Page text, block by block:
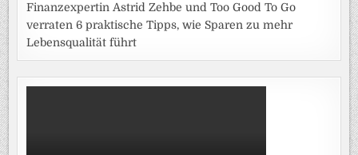
Finanzexpertin Astrid Zehbe und Too Good To Go
verraten 6 praktische Tipps, wie Sparen zu mehr
Lebensqualität führt